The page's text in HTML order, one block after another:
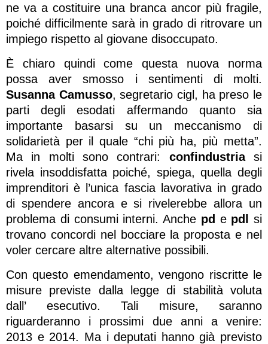
ne va a costituire una branca ancor più fragile,
poiché difficilmente sarà in grado di ritrovare un
impiego rispetto al giovane disoccupato.
È chiaro quindi come questa nuova norma
possa aver smosso i sentimenti di molti.
Susanna Camusso, segretario cigl, ha preso le
parti degli esodati affermando quanto sia
importante basarsi su un meccanismo di
solidarietà per il quale “chi più ha, più metta”.
Ma in molti sono contrari: confindustriasi
rivela insoddisfatta poiché, spiega, quella degli
imprenditori è l’unica fascia lavorativa in grado
di spendere ancora e si rivelerebbe allora un
problema di consumi interni. Anche pd e pdl
si
trovano concordi nel bocciare la proposta e nel
voler cercare altre alternative possibili.
Con questo emendamento, vengono riscritte le
misure previste dalla legge di stabilità voluta
dall’ esecutivo. Tali misure, saranno
riguarderanno i prossimi due anni a venire:
2013 e 2014. Ma i deputati hanno già previsto